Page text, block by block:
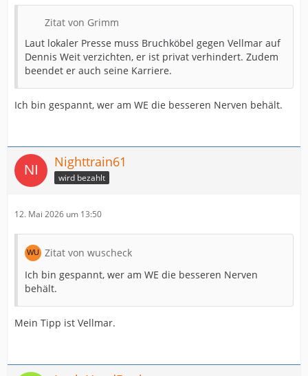
Zitat von Grimm
Laut lokaler Presse muss Bruchköbel gegen Vellmar auf
Dennis Weit verzichten, er ist privat verhindert. Zudem
beendet er auch seine Karriere.
Ich bin gespannt, wer am WE die besseren Nerven behält.
Nighttrain61
wird bezahlt
12. Mai 2026 um 13:50
Zitat von wuscheck
Ich bin gespannt, wer am WE die besseren Nerven
behält.
Mein Tipp ist Vellmar.